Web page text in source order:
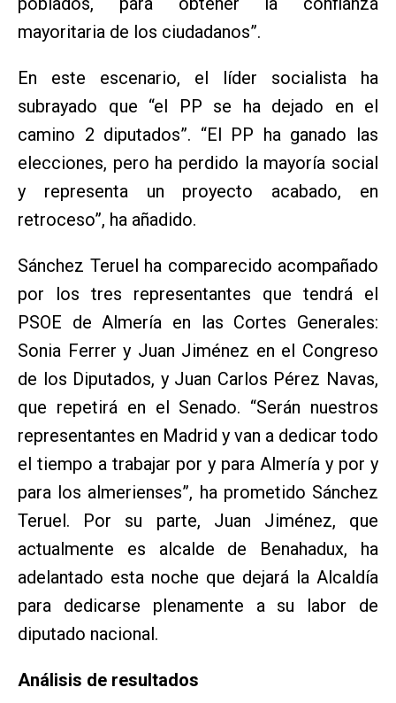
mayoritaria de los ciudadanos”.
En este escenario, el líder socialista ha
subrayado que “el PP se ha dejado en el
camino 2 diputados”. “El PP ha ganado las
elecciones, pero ha perdido la mayoría social
y representa un proyecto acabado, en
retroceso”, ha añadido.
Sánchez Teruel ha comparecido acompañado
por los tres representantes que tendrá el
PSOE de Almería en las Cortes Generales:
Sonia Ferrer y Juan Jiménez en el Congreso
de los Diputados, y Juan Carlos Pérez Navas,
que repetirá en el Senado. “Serán nuestros
representantes en Madrid y van a dedicar todo
el tiempo a trabajar por y para Almería y por y
para los almerienses”, ha prometido Sánchez
Teruel. Por su parte, Juan Jiménez, que
actualmente es alcalde de Benahadux, ha
adelantado esta noche que dejará la Alcaldía
para dedicarse plenamente a su labor de
diputado nacional.
Análisis de resultados